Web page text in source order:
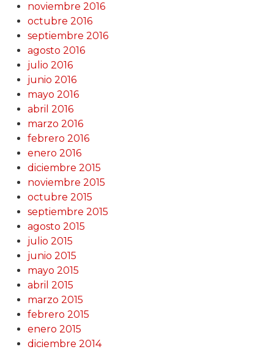
noviembre 2016
octubre 2016
septiembre 2016
agosto 2016
julio 2016
junio 2016
mayo 2016
abril 2016
marzo 2016
febrero 2016
enero 2016
diciembre 2015
noviembre 2015
octubre 2015
septiembre 2015
agosto 2015
julio 2015
junio 2015
mayo 2015
abril 2015
marzo 2015
febrero 2015
enero 2015
diciembre 2014